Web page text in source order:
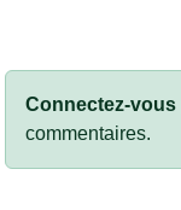
Connectez-vous
commentaires.